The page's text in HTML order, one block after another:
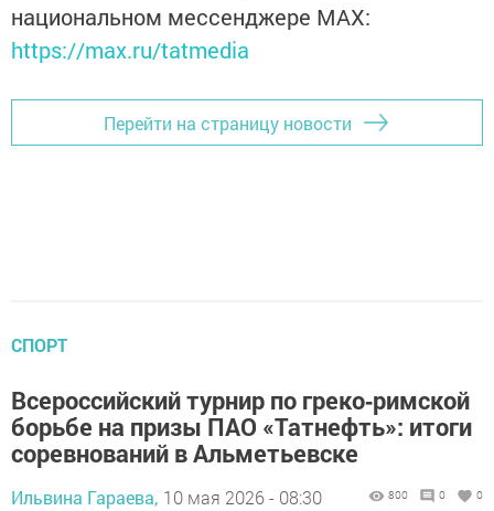
национальном мессенджере MАХ:
https://max.ru/tatmedia
Перейти на страницу новости
СПОРТ
Всероссийский турнир по греко‑римской
борьбе на призы ПАО «Татнефть»: итоги
соревнований в Альметьевске
Ильвина Гараева, 10 мая 2026 - 08:30 800 0 0